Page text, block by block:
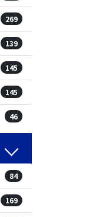
269
139
145
145
46
84
169